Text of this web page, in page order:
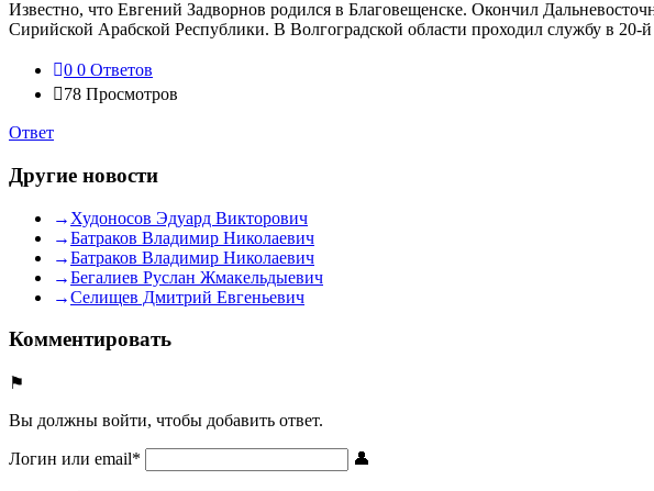
Известно, что Евгений Задворнов родился в Благовещенске. Окончил
Сирийской Арабской Республики. В Волгоградской области проходил службу в 20-й
0 0 Ответов
78 Просмотров
Ответ
Другие новости
Худоносов Эдуард Викторович
Батраков Владимир Николаевич
Батраков Владимир Николаевич
Бегалиев Руслан Жмакельдыевич
Селищев Дмитрий Евгеньевич
Комментировать
Вы должны войти, чтобы добавить ответ.
Логин или email*